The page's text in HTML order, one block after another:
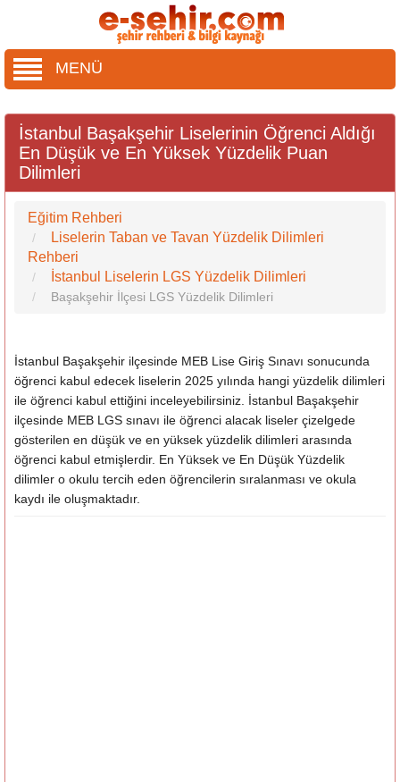
MENÜ
İstanbul Başakşehir Liselerinin Öğrenci Aldığı
En Düşük ve En Yüksek Yüzdelik Puan
Dilimleri
Eğitim Rehberi
Liselerin Taban ve Tavan Yüzdelik Dilimleri
Rehberi
İstanbul Liselerin LGS Yüzdelik Dilimleri
Başakşehir İlçesi LGS Yüzdelik Dilimleri
İstanbul Başakşehir ilçesinde MEB Lise Giriş Sınavı sonucunda
öğrenci kabul edecek liselerin 2025 yılında hangi yüzdelik dilimleri
ile öğrenci kabul ettiğini inceleyebilirsiniz. İstanbul Başakşehir
ilçesinde MEB LGS sınavı ile öğrenci alacak liseler çizelgede
gösterilen en düşük ve en yüksek yüzdelik dilimleri arasında
öğrenci kabul etmişlerdir. En Yüksek ve En Düşük Yüzdelik
dilimler o okulu tercih eden öğrencilerin sıralanması ve okula
kaydı ile oluşmaktadır.